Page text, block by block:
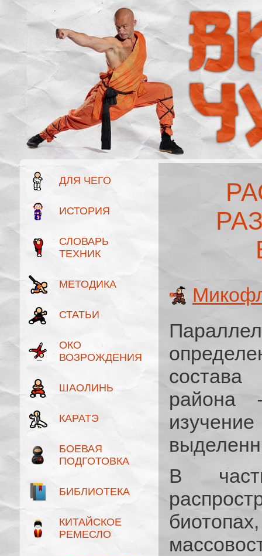
ДЛЯ ЧЕГО
ИСТОРИЯ
СЛОВАРЬ
ТЕХНИК
МЕТОДИКА
СТАТЬИ
ОКО
ВОЗРОЖДЕНИЯ
ШАОЛИНЬ
КАРАТЭ
БОЕВАЯ
ПОДГОТОВКА
БИБЛИОТЕКА
КИТАЙСКОЕ
РЕМЕСЛО
района
изучение
В